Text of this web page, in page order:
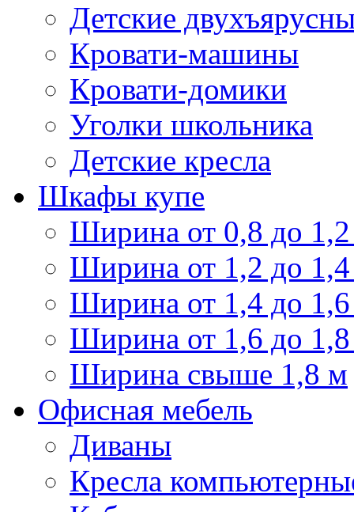
Детские
Кровати-машины
Кровати-домики
Уголки школьника
Детские кресла
Шкафы купе
Ширина от 0,8 до
Ширина от 1,2 до
Ширина от 1,4 до
Ширина от 1,6 до
Ширина свыше 1,8 м
Офисная мебель
Диваны
Кресла